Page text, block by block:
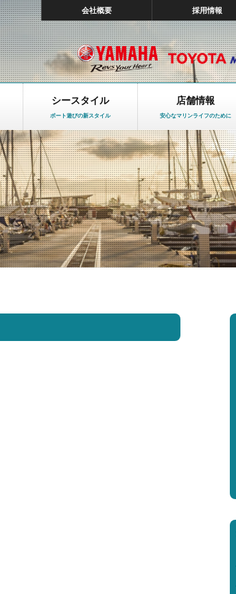
会社概要 採用情報
シースタイル
ボート遊びの新スタイル
店舗情報
安心なマリンライフのために